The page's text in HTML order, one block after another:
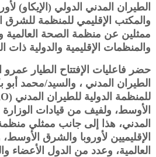
الطيران المدني الدولي (الإيكاو)
والمكتب الإقليمي للمنظمة
ممثلين عن منظمة الصحة العالمية
والمنظمات الإقليمية والدولية ذات
حضر فاعليات الإفتتاح الطيار
الطيران المدني ، والسيد/محمد أبو
الأوسط، ولفيف من قيادات
المدني، هذا إلى جانب ممثلي منظمة
الإقليميين لأوروبا والشرق
العالمية، وعدد من الدول الأعضاء